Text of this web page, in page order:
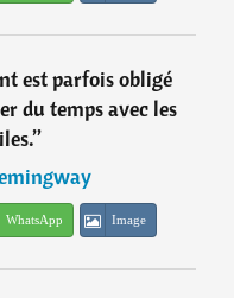
est parfois obligé
du temps avec les
”
WhatsApp Image